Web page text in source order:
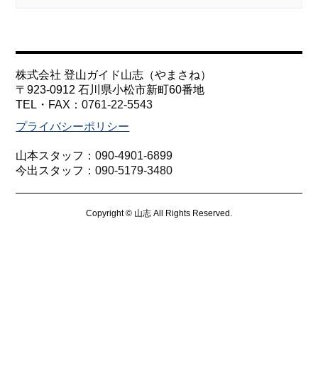
株式会社 登山ガイド山志（やまさね）
〒923-0912 石川県小松市新町60番地
TEL・FAX：0761-22-5543
プライバシーポリシー
山本スタッフ：090-4901-6899
今出スタッフ：090-5179-3480
Copyright © 山志 All Rights Reserved.